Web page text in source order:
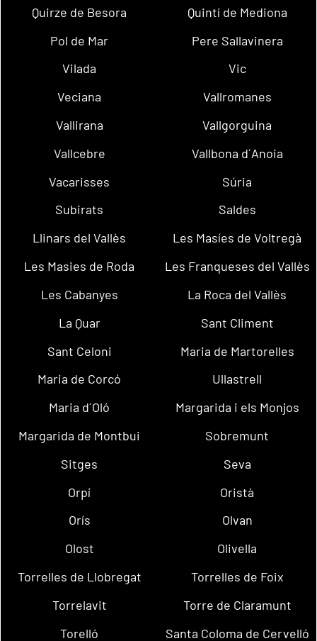
Quirze de Besora
Quintí de Mediona
Pol de Mar
Pere Sallavinera
Vilada
Vic
Veciana
Vallromanes
Vallirana
Vallgorguina
Vallcebre
Vallbona d´Anoia
Vacarisses
Súria
Subirats
Saldes
Llinars del Vallès
Les Masíes de Voltregà
Les Masies de Roda
Les Franqueses del Vallès
Les Cabanyes
La Roca del Vallès
La Quar
Sant Climent
Sant Celoni
Maria de Martorelles
Maria de Corcó
Ullastrell
Maria d´Oló
Margarida i els Monjos
Margarida de Montbui
Sobremunt
Sitges
Seva
Orpí
Oristà
Orís
Olvan
Olost
Olivella
Torrelles de Llobregat
Torrelles de Foix
Torrelavit
Torre de Claramunt
Torelló
Santa Coloma de Cervelló